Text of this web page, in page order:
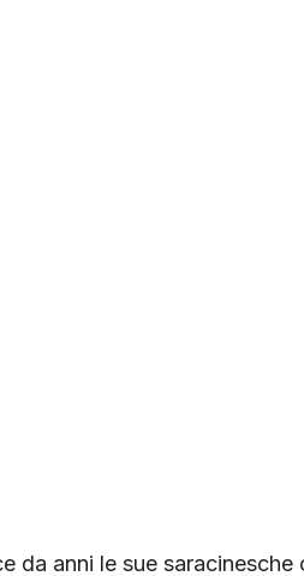
da anni le sue saracinesche